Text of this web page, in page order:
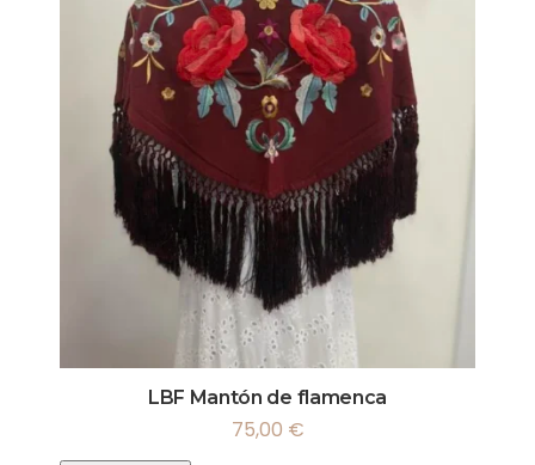
LBF Mantón de flamenca
75,00 €